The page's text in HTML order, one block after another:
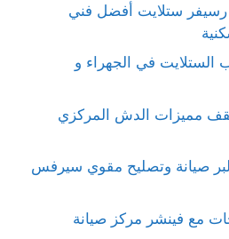
رسيفر ستلايت أفضل فني
الستلايت في الجهراء و
مميزات الدش المركزي
صيانة وتصليح مقوي سيرفس
مع فينشر مركز صيانة